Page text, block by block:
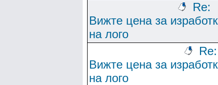
Re:
Вижте цена за
на лого
Re:
Вижте цена за
на лого